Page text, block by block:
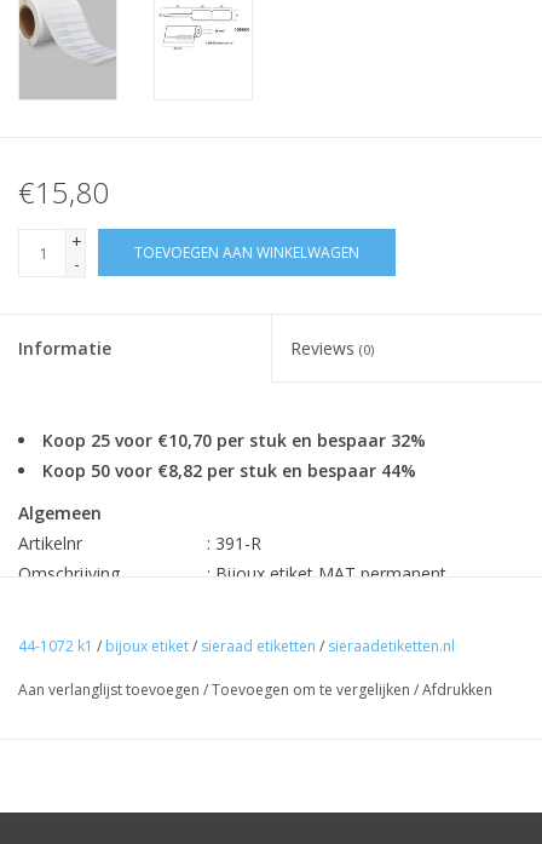
€15,80
+
-
TOEVOEGEN AAN WINKELWAGEN
Informatie Reviews (0)
Koop 25 voor €10,70 per stuk en bespaar 32%
Koop 50 voor €8,82 per stuk en bespaar 44%
Algemeen
Artikelnr
: 391-R
Omschrijving
: Bijoux etiket MAT permanent
(elders €38,50 per roluw voordeel 59%)
44-1072 k1 / bijoux etiket/ sieraad etiketten / sieraadetiketten.nl
Aan verlanglijst toevoegen /Toevoegen om te vergelijken /Afdrukken